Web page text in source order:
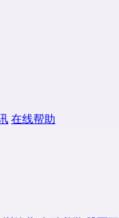
在线帮助